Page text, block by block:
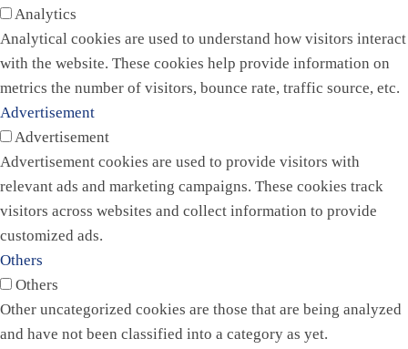
Analytics
Analytical cookies are used to understand how visitors interact
with the website. These cookies help provide information on
metrics the number of visitors, bounce rate, traffic source, etc.
Advertisement
Advertisement
Advertisement cookies are used to provide visitors with
relevant ads and marketing campaigns. These cookies track
visitors across websites and collect information to provide
customized ads.
Others
Others
Other uncategorized cookies are those that are being analyzed
and have not been classified into a category as yet.